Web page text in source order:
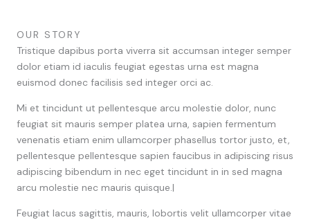
OUR STORY
Tristique dapibus porta viverra sit accumsan integer semper
dolor etiam id iaculis feugiat egestas urna est magna
euismod donec facilisis sed integer orci ac.
Mi et tincidunt ut pellentesque arcu molestie dolor, nunc
feugiat sit mauris semper platea urna, sapien fermentum
venenatis etiam enim ullamcorper phasellus tortor justo, et,
pellentesque pellentesque sapien faucibus in adipiscing risus
adipiscing bibendum in nec eget tincidunt in in sed magna
arcu molestie nec mauris quisque.|
Feugiat lacus sagittis, mauris, lobortis velit ullamcorper vitae